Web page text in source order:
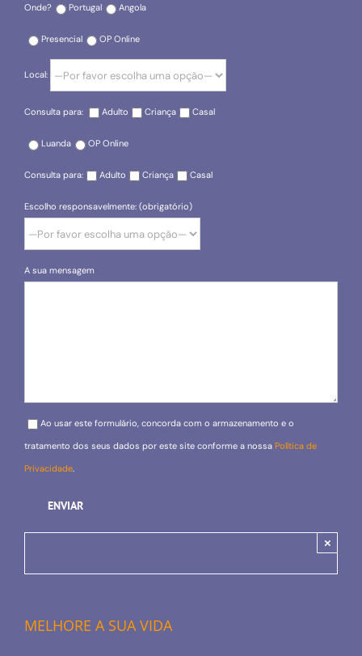
Onde? Portugal Angola
Presencial OP Online
Local:
Consulta para: Adulto Criança Casal
Luanda OP Online
Consulta para: Adulto Criança Casal
Escolho responsavelmente: (obrigatório)
A sua mensagem
Please leave this field empty.
Ao usar este formulário, concorda com o armazenamento e o
tratamento dos seus dados por este site conforme a nossa Política de
Privacidade.
×
MELHORE A SUA VIDA